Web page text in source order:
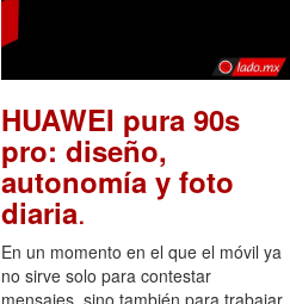
HUAWEI pura 90s
pro: diseño,
autonomía y foto
diaria.
En un momento en el que el móvil ya
no sirve solo para contestar
mensajes, sino también para trabajar,